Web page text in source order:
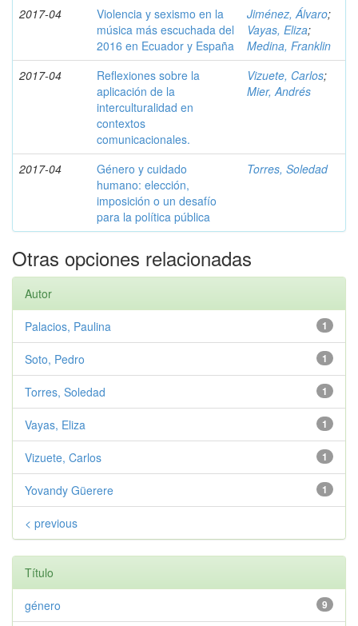
2017-04
Violencia y sexismo en la
música más escuchada del
2016 en Ecuador y España
Jiménez, Álvaro;
Vayas, Eliza;
Medina, Franklin
2017-04
Reflexiones sobre la
aplicación de la
interculturalidad en
contextos
comunicacionales.
Vizuete, Carlos;
Mier, Andrés
2017-04
Género y cuidado
humano: elección,
imposición o un desafío
para la política pública
Torres, Soledad
Otras opciones relacionadas
Autor
1
Palacios, Paulina
1
Soto, Pedro
1
Torres, Soledad
1
Vayas, Eliza
1
Vizuete, Carlos
1
Yovandy Güerere
< previous
Título
9
género